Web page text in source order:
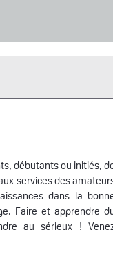
débutants ou initiés,
services des
dans la
Faire et apprendre
au sérieux !